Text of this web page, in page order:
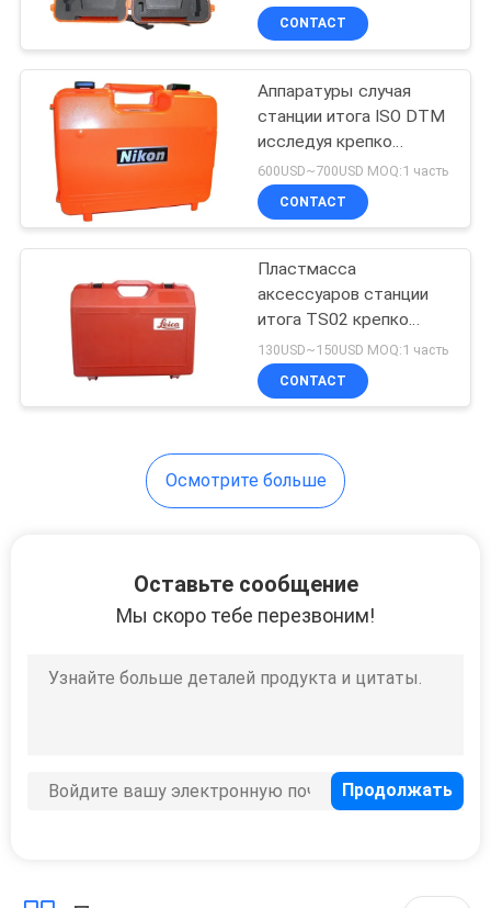
Телескопичный
выравнивая штат
Переходник
Tribrach
Треноги
станции
CONTACT
Аппаратуры случая
станции итога ISO DTM
исследуя крепко
пластиковые носят
случай
600USD~700USD MOQ:1 часть
CONTACT
Пластмасса
аксессуаров станции
итога TS02 крепко
носит случай
130USD~150USD MOQ:1 часть
CONTACT
Осмотрите больше
Оставьте сообщение
Мы скоро тебе перезвоним!